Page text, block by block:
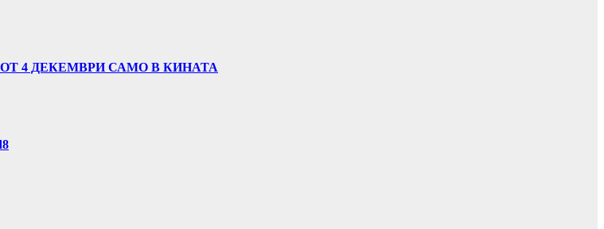
4 ДЕКЕМВРИ САМО В КИНАТА